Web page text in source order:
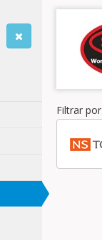
Filtrar